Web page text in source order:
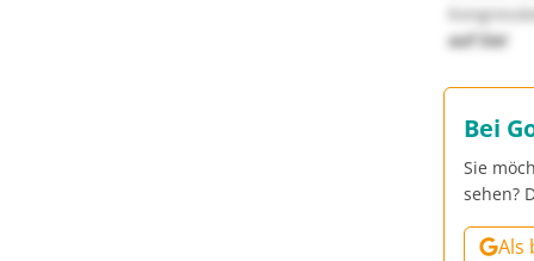
auf Sie!
Bei
Sie
sehen?
Als